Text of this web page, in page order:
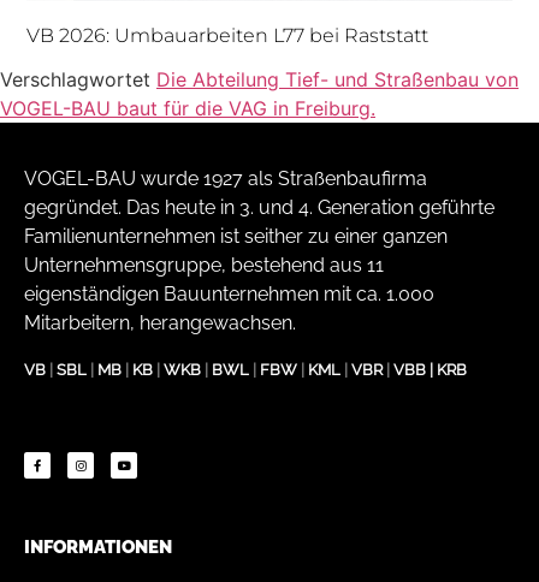
VB 2026: Umbauarbeiten L77 bei Raststatt
Verschlagwortet Die Abteilung Tief- und Straßenbau von
VOGEL-BAU baut für die VAG in Freiburg.
VOGEL-BAU wurde 1927 als Straßenbaufirma
gegründet. Das heute in 3. und 4. Generation geführte
Familienunternehmen ist seither zu einer ganzen
Unternehmensgruppe, bestehend aus 11
eigenständigen Bauunternehmen mit ca. 1.000
Mitarbeitern, herangewachsen.
VB SBL MB KB WKB BWL FBW KML VBR| VBB KRB
INFORMATIONEN